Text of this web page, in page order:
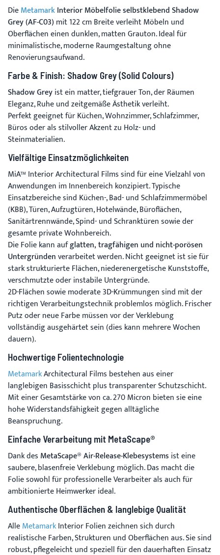
DieMetamarkInterior Möbelfolie selbstklebend Shadow
Grey (AF-C03) mit 122 cm Breite verleiht Möbeln und
Oberflächen einen dunklen, matten Grauton. Ideal für
minimalistische, moderne Raumgestaltung ohne
Renovierungsaufwand.
Farbe & Finish: Shadow Grey (Solid Colours)
Shadow Greyist ein matter, tiefgrauer Ton, der Räumen
Eleganz, Ruhe und zeitgemäße Ästhetik verleiht.
Perfekt geeignet für Küchen, Wohnzimmer, Schlafzimmer,
Büros oder als stilvoller Akzent zu Holz- und
Steinmaterialien.
Vielfältige Einsatzmöglichkeiten
MiA™ Interior Architectural Films sind für eine Vielzahl von
Anwendungen im Innenbereich konzipiert. Typische
Einsatzbereiche sind Küchen-, Bad- und Schlafzimmermöbel
(KBB), Türen, Aufzugtüren, Hotelwände, Büroflächen,
Sanitärtrennwände, Spind- und Schranktüren sowie der
gesamte private Wohnbereich.
Die Folie kann aufglatten, tragfähigen und nicht-porösen
Untergründenverarbeitet werden. Nicht geeignet ist sie für
stark strukturierte Flächen, niederenergetische Kunststoffe,
verschmutzte oder instabile Untergründe.
2D-Flächen sowie moderate 3D-Krümmungen sind mit der
richtigen Verarbeitungstechnik problemlos möglich. Frischer
Putz oder neue Farbe müssen vor der Verklebung
vollständig ausgehärtet sein (dies kann mehrere Wochen
dauern).
Hochwertige Folientechnologie
MetamarkArchitectural Films bestehen aus einer
langlebigen Basisschicht plus transparenter Schutzschicht.
Mit einer Gesamtstärke von ca. 270 Micron bieten sie eine
hohe Widerstandsfähigkeit gegen alltägliche
Beanspruchung.
Einfache Verarbeitung mit MetaScape®
Dank des MetaScape® Air-Release-Klebesystems ist eine
saubere, blasenfreie Verklebung möglich. Das macht die
Folie sowohl für professionelle Verarbeiter als auch für
ambitionierte Heimwerker ideal.
Authentische Oberflächen & langlebige Qualität
AlleMetamarkInterior Folien zeichnen sich durch
realistische Farben, Strukturen und Oberflächen aus. Sie sind
robust, pflegeleicht und speziell für den dauerhaften Einsatz